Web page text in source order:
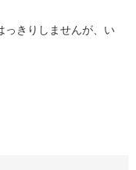
っきりしませんが、い